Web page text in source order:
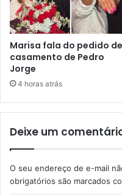
Marisa fala do pedido de
casamento de Pedro
Jorge
4 horas atrás
Deixe um
O seu endereço de e-mail
obrigatórios são marcados